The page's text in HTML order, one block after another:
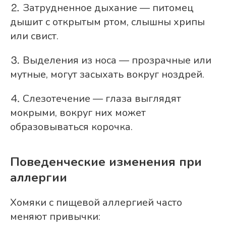
⒉ Затрудненное дыхание — питомец
дышит с открытым ртом, слышны хрипы
или свист.
⒊ Выделения из носа — прозрачные или
мутные, могут засыхать вокруг ноздрей.
⒋ Слезотечение — глаза выглядят
мокрыми, вокруг них может
образовываться корочка.
Поведенческие изменения при
аллергии
Хомяки с пищевой аллергией часто
меняют привычки: